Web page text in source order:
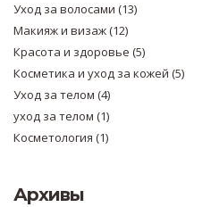
Уход за волосами (13)
Макияж и визаж(12)
Красота и здоровье (5)
Косметика и уход за кожей (5)
Уход за телом (4)
уход за телом (1)
Косметология (1)
Архивы